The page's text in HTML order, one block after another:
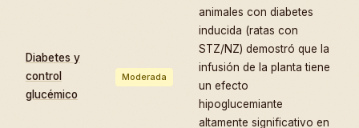
Diabetes y
control
glucémico
Moderada
animales con diabetes
inducida (ratas con
STZ/NZ) demostró que la
infusión de la planta tiene
un efecto
hipoglucemiante
altamente significativo en